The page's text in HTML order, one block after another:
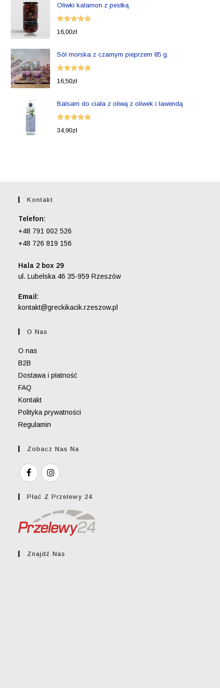
Oliwki kalamon z pestką
Oceniono
16,00zł
Sól morska z czarnym pieprzem 85 g.
Oceniono
16,50zł
Balsam do ciała z oliwą z oliwek i lawendą
Oceniono
34,90zł
Kontakt
Telefon:
+48 791 002 526
+48 726 819 156
Hala 2 box 29
ul. Lubelska 46 35-959 Rzeszów
Email:
kontakt@greckikacik.rzeszow.pl
O Nas
O nas
B2B
Dostawa i płatność
FAQ
Kontakt
Polityka prywatności
Regulamin
Zobacz Nas Na
Płać Z Przelewy 24
Znajdź Nas